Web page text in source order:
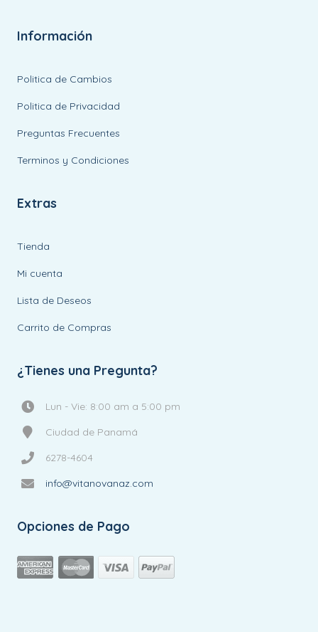
Información
Politica de Cambios
Politica de Privacidad
Preguntas Frecuentes
Terminos y Condiciones
Extras
Tienda
Mi cuenta
Lista de Deseos
Carrito de Compras
¿Tienes una Pregunta?
Lun - Vie: 8:00 am a 5:00 pm
Ciudad de Panamá
6278-4604
info@vitanovanaz.com
Opciones de Pago